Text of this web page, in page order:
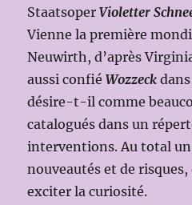
StaatsoperVioletter
Vienne la première
Neuwirth, d’après
aussi confiéWozzeck
désire-t-il comme
catalogués dans un
interventions. Au total
nouveautés et de
exciter la curiosité.